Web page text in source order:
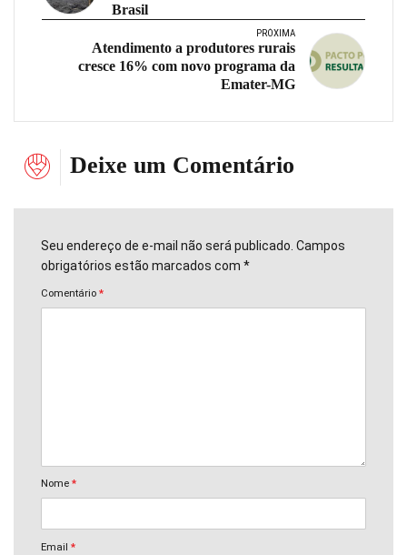
Brasil
PRÓXIMA
Atendimento a produtores rurais
cresce 16% com novo programa da
Emater-MG
Deixe um Comentário
Seu endereço de e-mail não será publicado. Campos
obrigatórios estão marcados com *
Comentário *
Nome *
Email *